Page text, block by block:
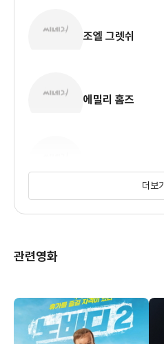
조엘 그렛쉬
에밀리 홈즈
더보기
관련영화